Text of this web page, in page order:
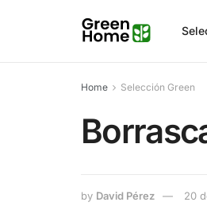
Home Selección Green
by David Pérez 20